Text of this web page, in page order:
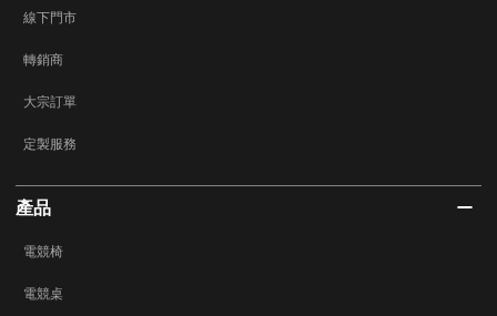
線下門市
轉銷商
大宗訂單
定製服務
產品
電競椅
電競桌